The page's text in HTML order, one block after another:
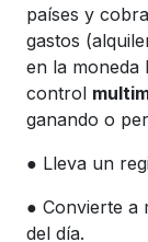
países y
gastos
en la moneda
control
ganando o
● Lleva un
● Convierte a
del día.